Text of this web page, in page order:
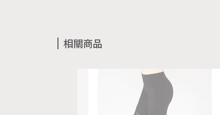
相關商品